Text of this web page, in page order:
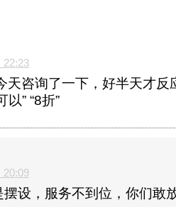
22:23
天咨询了一下，好半天才反
以” “8折”
20:09
设，服务不到位，你们敢